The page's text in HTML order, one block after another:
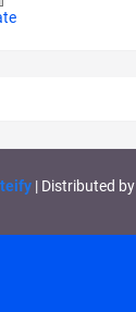
| Distributed by